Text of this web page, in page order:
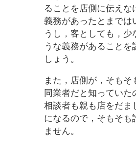
ることを店側に伝えな
義務があったとまでは
うし，客としても，少
うな義務があることを
しょう。
また，店側が，そもそ
同業者だと知っていた
相談者も親も店をだま
になるので，そもそも
ません。